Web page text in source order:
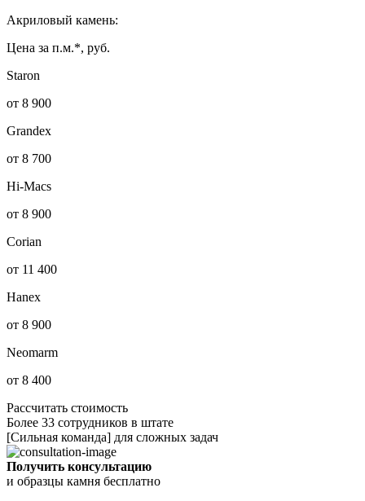
Акриловый камень:
Цена за п.м.*, руб.
Staron
от 8 900
Grandex
от 8 700
Hi-Macs
от 8 900
Corian
от 11 400
Hanex
от 8 900
Neomarm
от 8 400
Рассчитать стоимость
Более 33 сотрудников в штате
[Сильная команда] для сложных задач
Получить консультацию
и образцы камня бесплатно